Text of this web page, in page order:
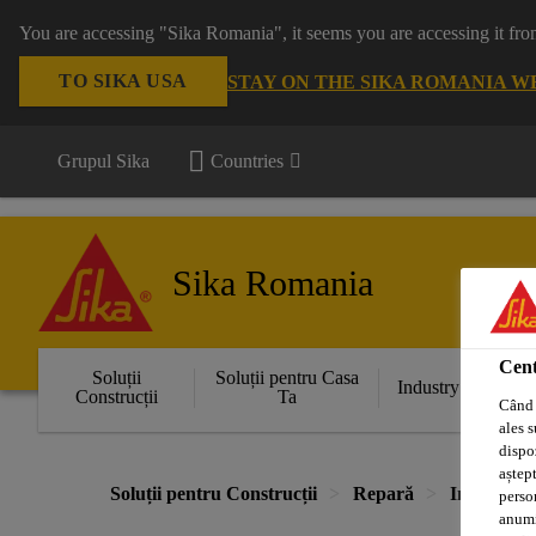
You are accessing "Sika Romania", it seems you are accessing it
TO SIKA USA STAY ON THE SIKA ROMANIA
Grupul Sika Countries
Sika Romania
Soluții
Construcții
Soluții pentru Casa
Ta
Industry
Soluții pentru Construcții Repară Injectări
ales